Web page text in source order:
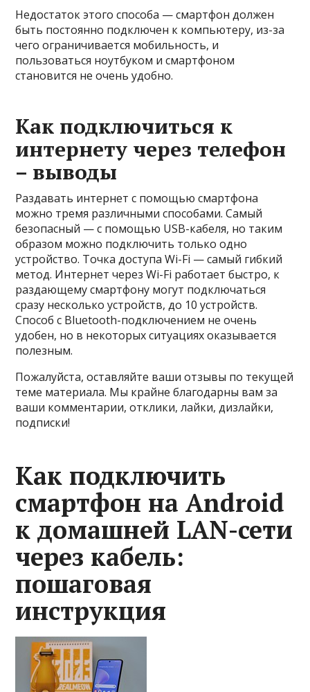
Недостаток этого способа — смартфон должен
быть постоянно подключен к компьютеру, из-за
чего ограничивается мобильность, и
пользоваться ноутбуком и смартфоном
становится не очень удобно.
Как подключиться к
интернету через телефон
– выводы
Раздавать интернет с помощью смартфона
можно тремя различными способами. Самый
безопасный — с помощью USB-кабеля, но таким
образом можно подключить только одно
устройство. Точка доступа Wi-Fi — самый гибкий
метод. Интернет через Wi-Fi работает быстро, к
раздающему смартфону могут подключаться
сразу несколько устройств, до 10 устройств.
Способ с Bluetooth-подключением не очень
удобен, но в некоторых ситуациях оказывается
полезным.
Пожалуйста, оставляйте ваши отзывы по текущей
теме материала. Мы крайне благодарны вам за
ваши комментарии, отклики, лайки, дизлайки,
подписки!
Как подключить
смартфон на Android
к домашней LAN-сети
через кабель:
пошаговая
инструкция